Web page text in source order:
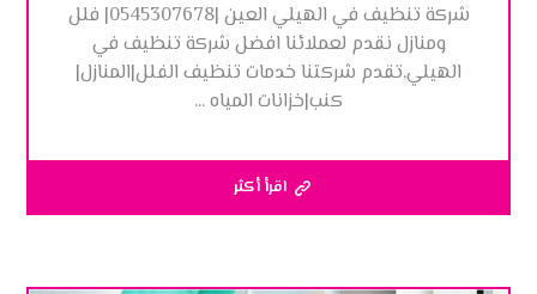
شركة تنظيف في الهيلي العين |0545307678| فلل
ومنازل نقدم لعملائنا افضل شركة تنظيف في
الهيلي,تقدم شركتنا خدمات تنظيف الفلل|المنازل|
كنب|خزانات المياه ...
اقرأ أكثر